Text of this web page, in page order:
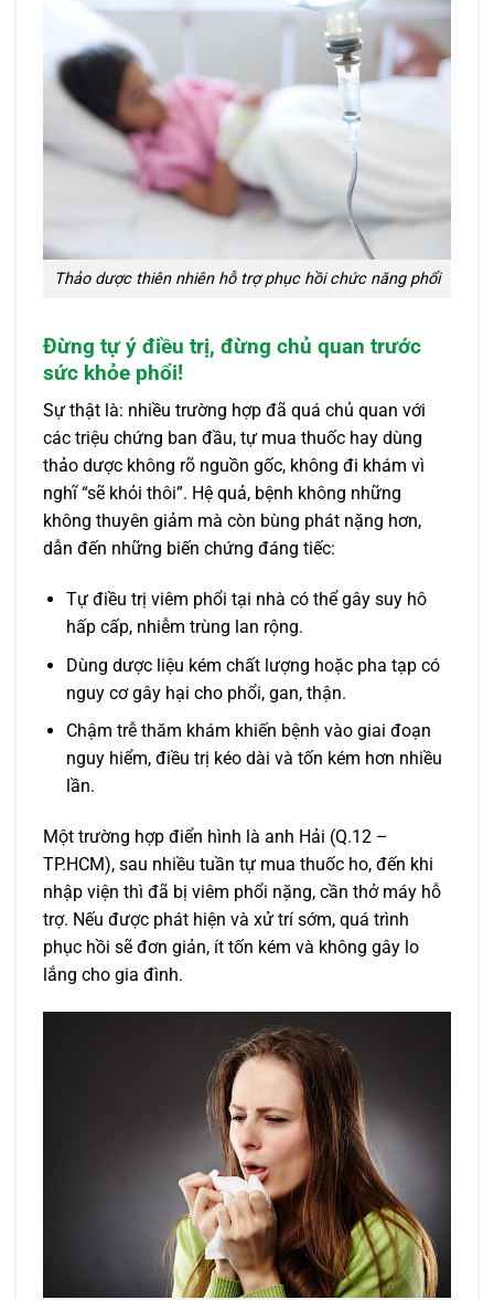
Thảo dược thiên nhiên hỗ trợ phục hồi chức năng phổi
Đừng tự ý điều trị, đừng chủ quan trước
sức khỏe phổi!
Sự thật là: nhiều trường hợp đã quá chủ quan với
các triệu chứng ban đầu, tự mua thuốc hay dùng
thảo dược không rõ nguồn gốc, không đi khám vì
nghĩ “sẽ khỏi thôi”. Hệ quả, bệnh không những
không thuyên giảm mà còn bùng phát nặng hơn,
dẫn đến những biến chứng đáng tiếc:
Tự điều trị viêm phổi tại nhà có thể gây suy hô
hấp cấp, nhiễm trùng lan rộng.
Dùng dược liệu kém chất lượng hoặc pha tạp có
nguy cơ gây hại cho phổi, gan, thận.
Chậm trễ thăm khám khiến bệnh vào giai đoạn
nguy hiểm, điều trị kéo dài và tốn kém hơn nhiều
lần.
Một trường hợp điển hình là anh Hải (Q.12 –
TP.HCM), sau nhiều tuần tự mua thuốc ho, đến khi
nhập viện thì đã bị viêm phổi nặng, cần thở máy hỗ
trợ. Nếu được phát hiện và xử trí sớm, quá trình
phục hồi sẽ đơn giản, ít tốn kém và không gây lo
lắng cho gia đình.